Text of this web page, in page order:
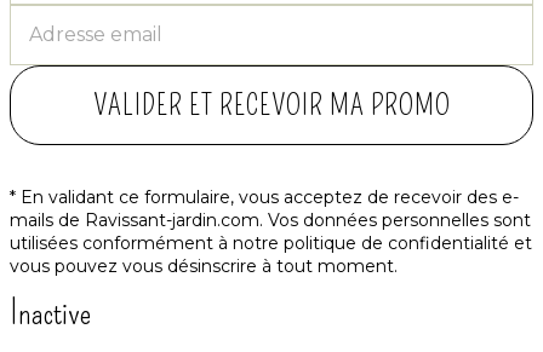
VALIDER ET RECEVOIR MA PROMO
* En validant ce formulaire, vous acceptez de recevoir des e-
mails de Ravissant-jardin.com. Vos données personnelles sont
utilisées conformément à notre politique de confidentialité et
vous pouvez vous désinscrire à tout moment.
Inactive